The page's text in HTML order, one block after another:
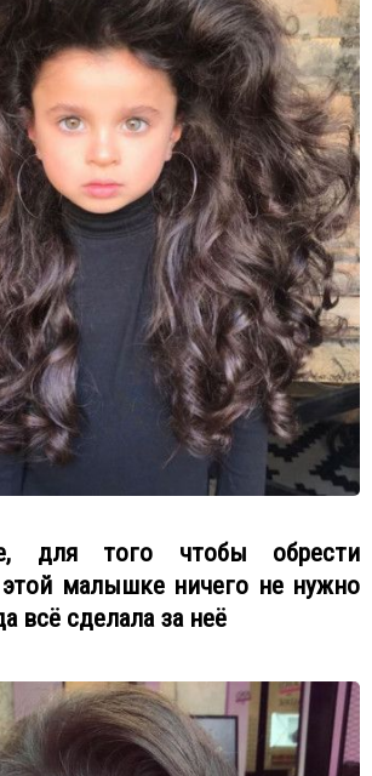
для того чтобы обрести
этой малышке ничего не нужно
всё сделала за неё